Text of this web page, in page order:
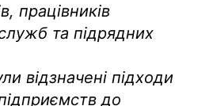
працівників
та підрядних
відзначені підходи
до